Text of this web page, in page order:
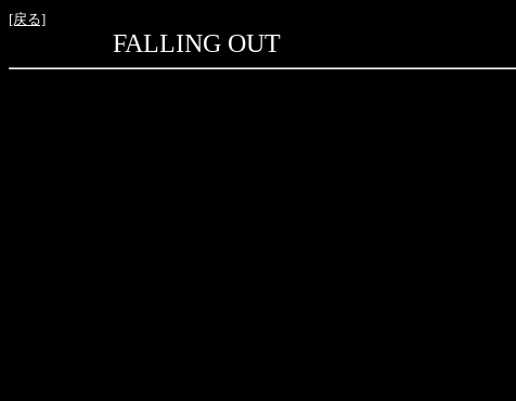
[戻る]
FALLING OUT